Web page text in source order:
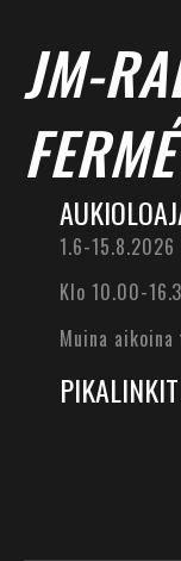
JM-
FERMÉ
1.6-15.8.2026
Klo 10.00-
Muina
PIKALINKIT